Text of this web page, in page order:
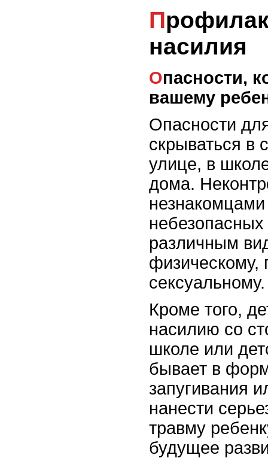
Профилактика детского
насилия
Опасности, которые могут грозить
вашему
Опасности
скрываться в
улице, в
дома.
различным
физическому,
сексуальному.
Кроме того,
насилию со
школе или
бывает в
запугивания
нанести
травму
будущее